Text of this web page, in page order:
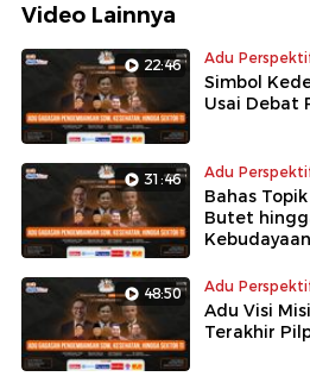
Video Lainnya
22:46 Adu
Simbol
Usai Debat
31:46 Adu
Bahas
Butet
Kebudayaan
48:50 Adu
Adu Visi
Terakhir